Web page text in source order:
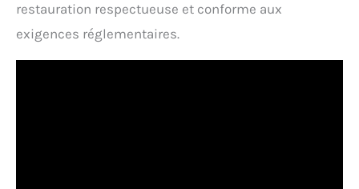
restauration respectueuse et conforme aux
exigences réglementaires.